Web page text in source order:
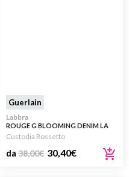
Guerlain
Labbra
ROUGE G BLOOMING DENIM LA
COVER GIOIELLO CON DOPPIO
Custodia Rossetto
da 38,00€ 30,40€